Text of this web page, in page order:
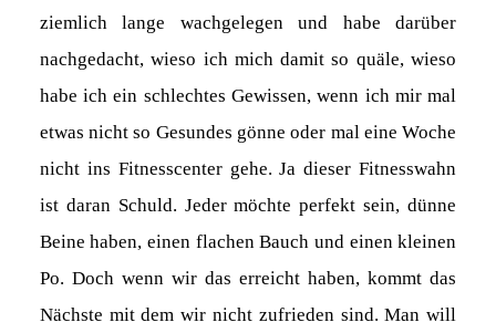
ziemlich lange wachgelegen und habe darüber
nachgedacht, wieso ich mich damit so quäle, wieso
habe ich ein schlechtes Gewissen, wenn ich mir mal
etwas nicht so Gesundes gönne oder mal eine Woche
nicht ins Fitnesscenter gehe. Ja dieser Fitnesswahn
ist daran Schuld. Jeder möchte perfekt sein, dünne
Beine haben, einen flachen Bauch und einen kleinen
Po. Doch wenn wir das erreicht haben, kommt das
Nächste mit dem wir nicht zufrieden sind. Man will